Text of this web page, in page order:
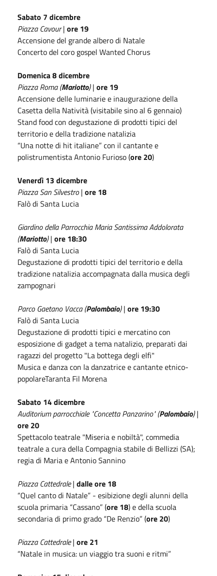
Sabato 7 dicembre
Piazza Cavour| ore 19
Accensione del grande albero di Natale
Concerto del coro gospel Wanted Chorus
Domenica 8 dicembre
Piazza Roma (Mariotto) | ore 19
Accensione delle luminarie e inaugurazione della
Casetta della Natività (visitabile sino al 6 gennaio)
Stand food con degustazione di prodotti tipici del
territorio e della tradizione natalizia
“Una notte di hit italiane” con il cantante e
polistrumentista Antonio Furioso (ore 20)
Venerdì 13 dicembre
Piazza San Silvestro| ore 18
Falò di Santa Lucia
Giardino della Parrocchia Maria Santissima Addolorata
(Mariotto)| ore 18:30
Falò di Santa Lucia
Degustazione di prodotti tipici del territorio e della
tradizione natalizia accompagnata dalla musica degli
zampognari
Parco Gaetano Vacca (Palombaio)| ore 19:30
Falò di Santa Lucia
Degustazione di prodotti tipici e mercatino con
esposizione di gadget a tema natalizio, preparati dai
ragazzi del progetto "La bottega degli elfi"
Musica e danza con la danzatrice e cantante etnico-
popolareTaranta Fil Morena
Sabato 14 dicembre
Auditorium parrocchiale "Concetta Panzarino" (Palombaio)|
ore 20
Spettacolo teatrale "Miseria e nobiltà", commedia
teatrale a cura della Compagnia stabile di Bellizzi (SA);
regia di Maria e Antonio Sannino
Piazza Cattedrale| dalle ore 18
“Quel canto di Natale” - esibizione degli alunni della
scuola primaria “Cassano” (ore 18) e della scuola
secondaria di primo grado “De Renzio” (ore 20)
Piazza Cattedrale| ore 21
“Natale in musica: un viaggio tra suoni e ritmi”